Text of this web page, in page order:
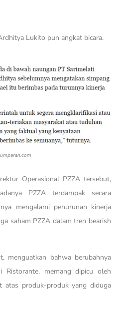
Lukito pun angkat bicara.
Operasional PZZA tersebut,
PZZA terdampak secara
mengalami penurunan kinerja
saham PZZA dalam tren bearish
menguatkan bahwa berubahnya
Ristorante, memang dipicu oleh
atas produk-produk yang diduga